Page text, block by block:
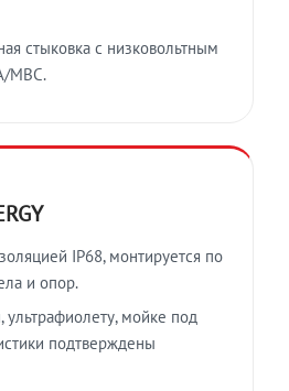
стыковка с низковольтным
МВС.
IP68, монтируется по
и опор.
ультрафиолету, мойке под
подтверждены